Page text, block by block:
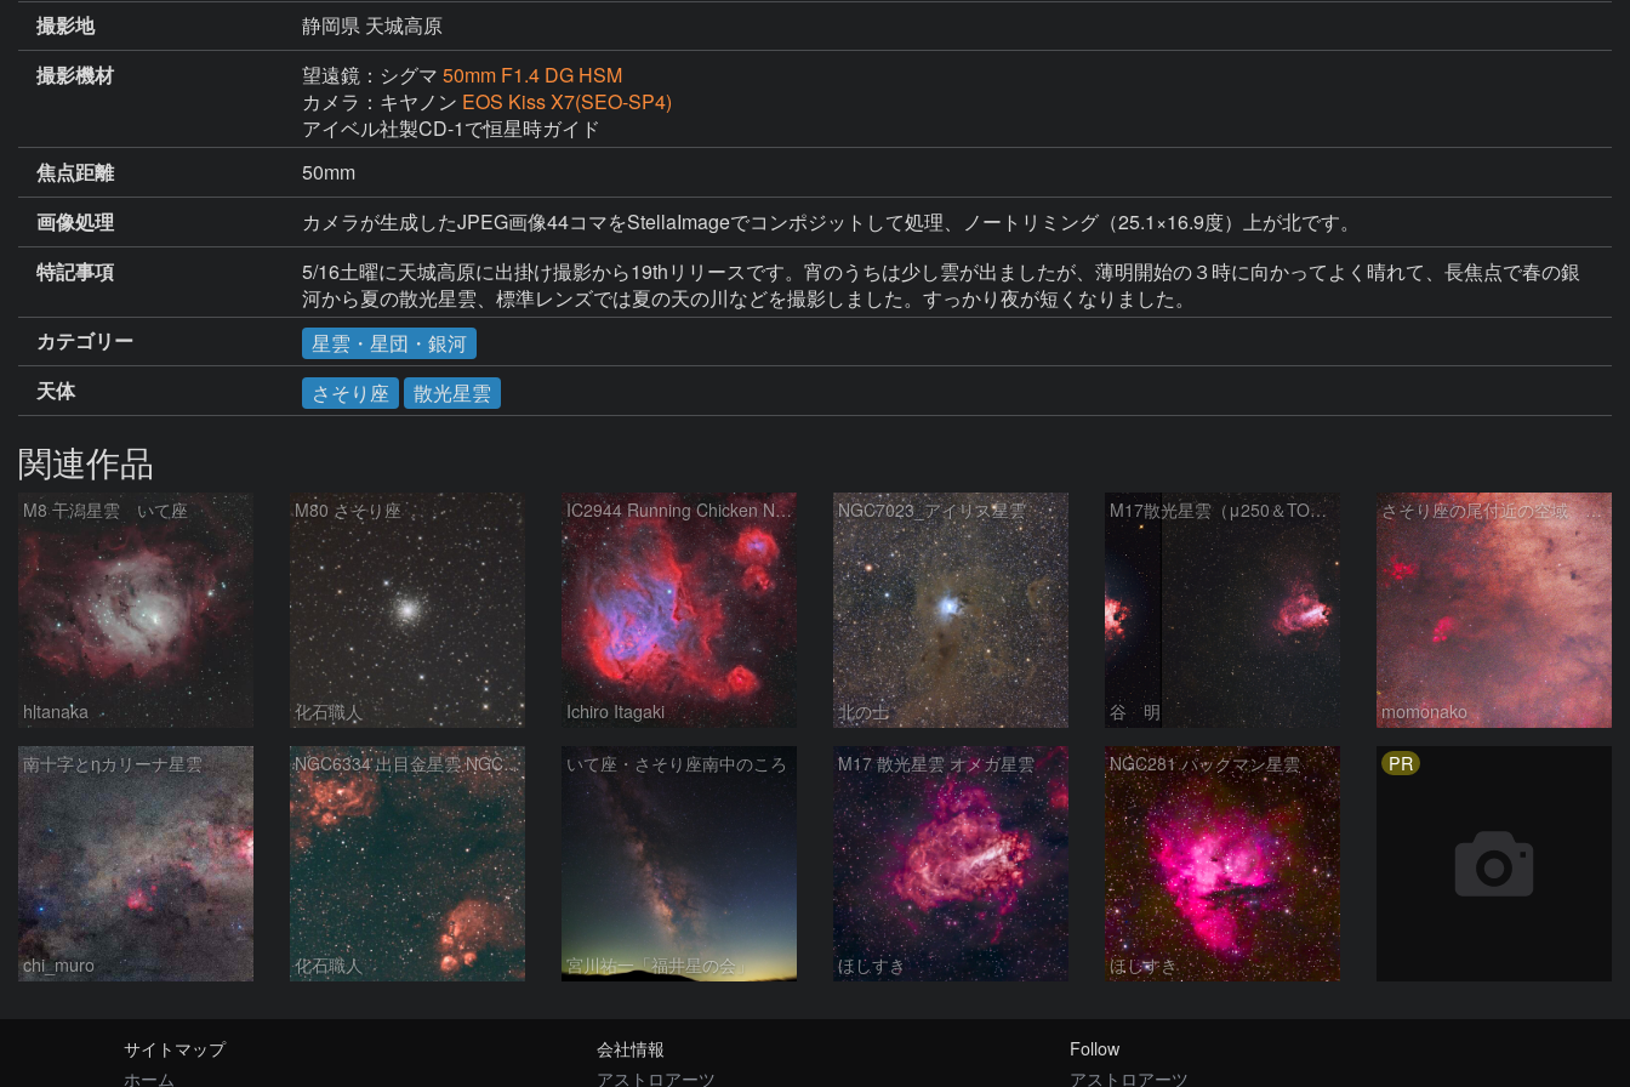
撮影地
静岡県 天城高原
撮影機材
望遠鏡：シグマ 50mm F1.4 DG HSM
カメラ：キヤノン EOS Kiss X7(SEO-SP4)
アイベル社製CD-1で恒星時ガイド
焦点距離
50mm
画像処理
カメラが生成したJPEG画像44コマをStellaImageでコンポジットして処理、ノートリミング（25.1×16.9度）上が北です。
特記事項
5/16土曜に天城高原に出掛け撮影から19thリリースです。宵のうちは少し雲が出ましたが、薄明開始の３時に向かってよく晴れて、長焦点で春の銀
河から夏の散光星雲、標準レンズでは夏の天の川などを撮影しました。すっかり夜が短くなりました。
カテゴリー
星雲・星団・銀河
天体
さそり座 散光星雲
関連作品
M8 干潟星雲 いて座
hltanaka
M80 さそり座
化石職人
IC2944 Running Chicken Nebula
Ichiro Itagaki
NGC7023_アイリス星雲
北の士
M17散光星雲（μ250＆TOA130）
谷 明
さそり座の尾付近の空域 260718
momonako
南十字とηカリーナ星雲
chi_muro
NGC6334 出目金星雲 NGC6357 彼岸花星雲 さそり座
化石職人
いて座・さそり座南中のころ
宮川祐一「福井星の会」
M17 散光星雲 オメガ星雲
ほしすき
NGC281 パックマン星雲
ほしすき
PR
サイトマップ
ホーム
会社情報
アストロアーツ
Follow
アストロアーツ